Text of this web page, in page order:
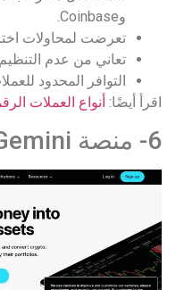
وCoinbase.
تعرضت لمحاولات
تعاني من عدم
التوافر المحدود
اقرأ أيضًا: أنواع العملات
6- منصة Gemini